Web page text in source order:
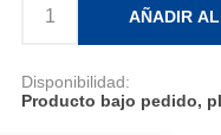
AÑADIR
Disponibilidad:
Producto bajo pedido,